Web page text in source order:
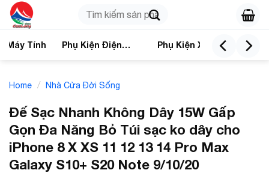
Skip
Search
Phụ Kiện Điện
Phụ Kiện Xe
Máy Tính
Home / Nhà Cửa Đời Sống
Đế Sạc Nhanh Không Dây 15W Gấp
Gọn Đa Năng Bỏ Túi sạc ko dây cho
iPhone 8 X XS 11 12 13 14 Pro Max
Galaxy S10+ S20 Note 9/10/20